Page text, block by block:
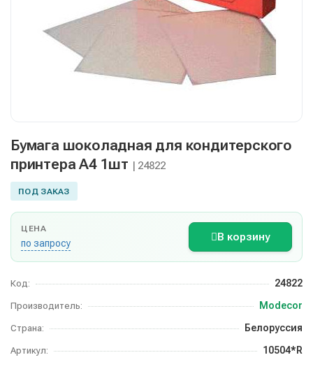
Бумага шоколадная для кондитерского
принтера А4 1шт | 24822
ПОД ЗАКАЗ
ЦЕНА
по запросу
В корзину
Код: 24822
Производитель: Modecor
Страна: Белоруссия
Артикул: 10504*R